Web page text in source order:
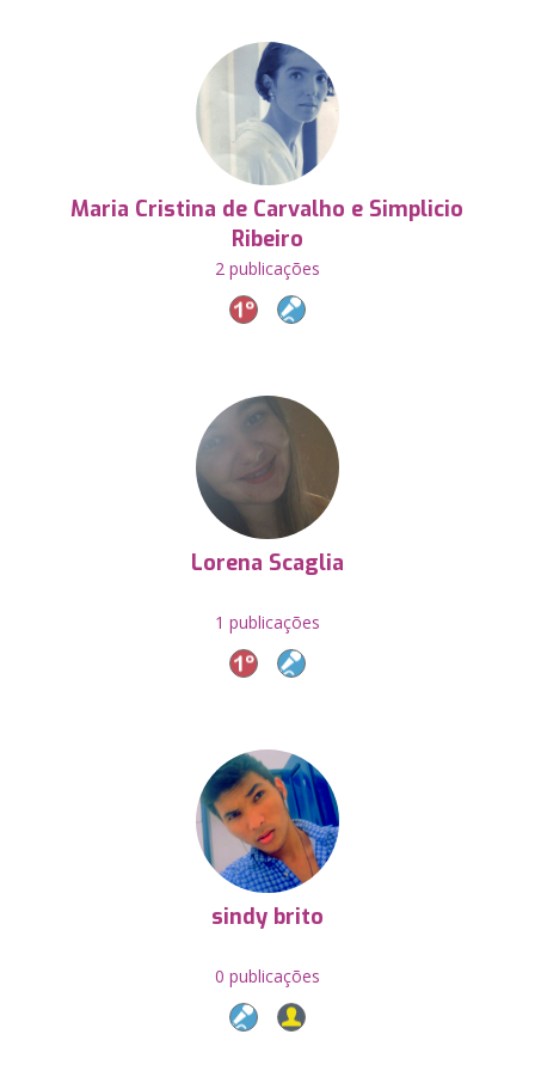
Maria Cristina de Carvalho e Simplicio
Ribeiro
2 publicações
Lorena Scaglia
1 publicações
sindy brito
0 publicações